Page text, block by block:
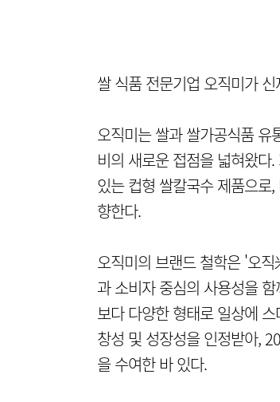
쌀 식품 전문기업 오직미가
오직미는 쌀과 쌀가공식품
비의 새로운 접점을 넓혀왔
있는 컵형 쌀칼국수 제품으로
향한다.
오직미의 브랜드 철학은 '오
과 소비자 중심의 사용성을
보다 다양한 형태로 일상에
창성 및 성장성을 인정받아,
을 수여한 바 있다.